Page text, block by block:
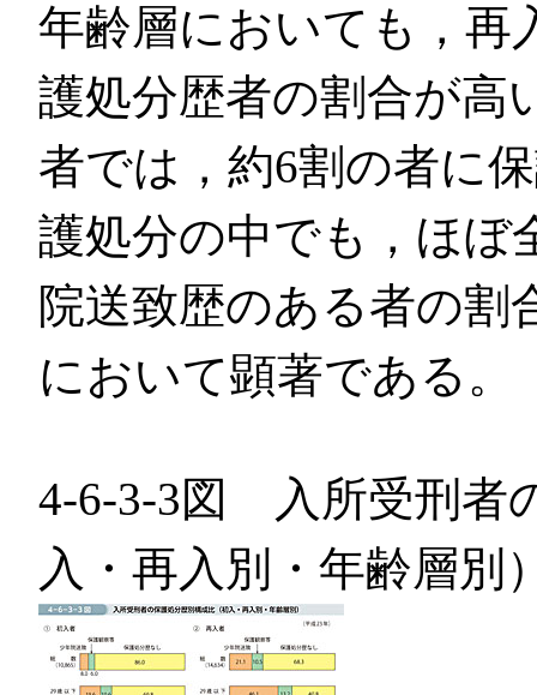
年齢層においても，再
護処分歴者の割合が高
者では，約6割の者に
護処分の中でも，ほぼ
院送致歴のある者の割
において顕著である。
4-6-3-3図 入所受刑者
入・再入別・年齢層別